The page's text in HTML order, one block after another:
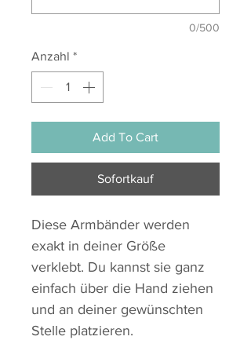
0/500
Anzahl *
Add To Cart
Sofortkauf
Diese Armbänder werden
exakt in deiner Größe
verklebt. Du kannst sie ganz
einfach über die Hand ziehen
und an deiner gewünschten
Stelle platzieren.